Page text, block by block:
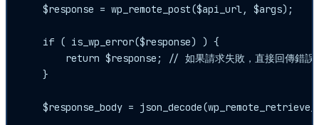
    $response = wp_remote_post($api_url, $args);
    if ( is_wp_error($response) ) {
        return $response; // 如果請求失敗，直接回傳錯誤
    }
$response_body =